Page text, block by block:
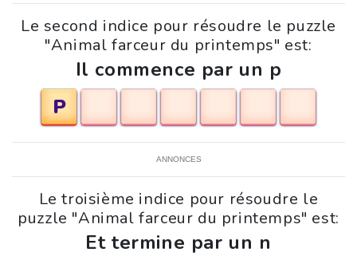
Le second indice pour résoudre le puzzle
"Animal farceur du printemps" est:
Il commence par un p
P
ANNONCES
Le troisième indice pour résoudre le
puzzle "Animal farceur du printemps" est:
Et termine par un n